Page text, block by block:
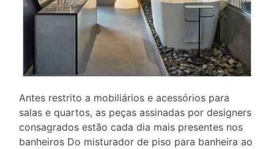
Antes restrito a mobiliários e acessórios para
salas e quartos, as peças assinadas por designers
consagrados estão cada dia mais presentes nos
banheiros Do misturador de piso para banheira ao